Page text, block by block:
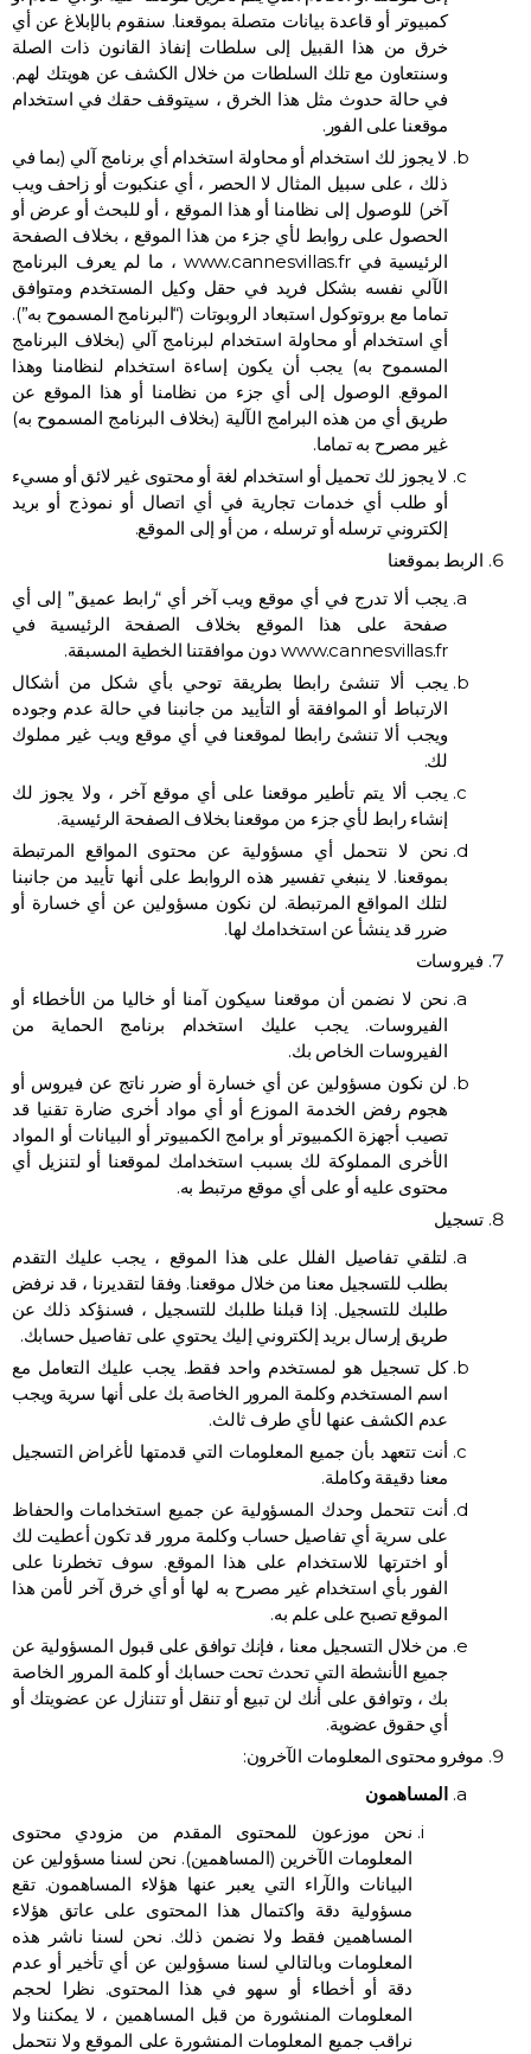
كمبيوتر أو قاعدة بيانات متصلة بموقعنا. سنقوم بالإبلاغ عن أي
خرق من هذا القبيل إلى سلطات إنفاذ القانون ذات الصلة
وسنتعاون مع تلك السلطات من خلال الكشف عن هويتك لهم.
في حالة حدوث مثل هذا الخرق ، سيتوقف حقك في استخدام
موقعنا على الفور.
لا يجوز لك استخدام أو محاولة استخدام أي برنامج آلي (بما في
ذلك ، على سبيل المثال لا الحصر ، أي عنكبوت أو زاحف ويب
آخر) للوصول إلى نظامنا أو هذا الموقع ، أو للبحث أو عرض أو
الحصول على روابط لأي جزء من هذا الموقع ، بخلاف الصفحة
الرئيسية في www.cannesvillas.fr ، ما لم يعرف البرنامج
الآلي نفسه بشكل فريد في حقل وكيل المستخدم ومتوافق
تماما مع بروتوكول استبعاد الروبوتات (“البرنامج المسموح به”).
أي استخدام أو محاولة استخدام لبرنامج آلي (بخلاف البرنامج
المسموح به) يجب أن يكون إساءة استخدام لنظامنا وهذا
الموقع. الوصول إلى أي جزء من نظامنا أو هذا الموقع عن
طريق أي من هذه البرامج الآلية (بخلاف البرنامج المسموح به)
غير مصرح به تماما.
لا يجوز لك تحميل أو استخدام لغة أو محتوى غير لائق أو مسيء
أو طلب أي خدمات تجارية في أي اتصال أو نموذج أو بريد
إلكتروني ترسله أو ترسله ، من أو إلى الموقع.
الربط بموقعنا
يجب ألا تدرج في أي موقع ويب آخر أي “رابط عميق” إلى أي
صفحة على هذا الموقع بخلاف الصفحة الرئيسية في
www.cannesvillas.fr دون موافقتنا الخطية المسبقة.
يجب ألا تنشئ رابطا بطريقة توحي بأي شكل من أشكال
الارتباط أو الموافقة أو التأييد من جانبنا في حالة عدم وجوده
ويجب ألا تنشئ رابطا لموقعنا في أي موقع ويب غير مملوك
لك.
يجب ألا يتم تأطير موقعنا على أي موقع آخر ، ولا يجوز لك
إنشاء رابط لأي جزء من موقعنا بخلاف الصفحة الرئيسية.
نحن لا نتحمل أي مسؤولية عن محتوى المواقع المرتبطة
بموقعنا. لا ينبغي تفسير هذه الروابط على أنها تأييد من جانبنا
لتلك المواقع المرتبطة. لن نكون مسؤولين عن أي خسارة أو
ضرر قد ينشأ عن استخدامك لها.
فيروسات
نحن لا نضمن أن موقعنا سيكون آمنا أو خاليا من الأخطاء أو
الفيروسات. يجب عليك استخدام برنامج الحماية من
الفيروسات الخاص بك.
لن نكون مسؤولين عن أي خسارة أو ضرر ناتج عن فيروس أو
هجوم رفض الخدمة الموزع أو أي مواد أخرى ضارة تقنيا قد
تصيب أجهزة الكمبيوتر أو برامج الكمبيوتر أو البيانات أو المواد
الأخرى المملوكة لك بسبب استخدامك لموقعنا أو لتنزيل أي
محتوى عليه أو على أي موقع مرتبط به.
تسجيل
لتلقي تفاصيل الفلل على هذا الموقع ، يجب عليك التقدم
بطلب للتسجيل معنا من خلال موقعنا. وفقا لتقديرنا ، قد نرفض
طلبك للتسجيل. إذا قبلنا طلبك للتسجيل ، فسنؤكد ذلك عن
طريق إرسال بريد إلكتروني إليك يحتوي على تفاصيل حسابك.
كل تسجيل هو لمستخدم واحد فقط. يجب عليك التعامل مع
اسم المستخدم وكلمة المرور الخاصة بك على أنها سرية ويجب
عدم الكشف عنها لأي طرف ثالث.
أنت تتعهد بأن جميع المعلومات التي قدمتها لأغراض التسجيل
معنا دقيقة وكاملة.
أنت تتحمل وحدك المسؤولية عن جميع استخدامات والحفاظ
على سرية أي تفاصيل حساب وكلمة مرور قد تكون أعطيت لك
أو اخترتها للاستخدام على هذا الموقع. سوف تخطرنا على
الفور بأي استخدام غير مصرح به لها أو أي خرق آخر لأمن هذا
الموقع تصبح على علم به.
من خلال التسجيل معنا ، فإنك توافق على قبول المسؤولية عن
جميع الأنشطة التي تحدث تحت حسابك أو كلمة المرور الخاصة
بك ، وتوافق على أنك لن تبيع أو تنقل أو تتنازل عن عضويتك أو
أي حقوق عضوية.
موفرو محتوى المعلومات الآخرون:
المساهمون
نحن موزعون للمحتوى المقدم من مزودي محتوى
المعلومات الآخرين (المساهمين). نحن لسنا مسؤولين عن
البيانات والآراء التي يعبر عنها هؤلاء المساهمون. تقع
مسؤولية دقة واكتمال هذا المحتوى على عاتق هؤلاء
المساهمين فقط ولا نضمن ذلك. نحن لسنا ناشر هذه
المعلومات وبالتالي لسنا مسؤولين عن أي تأخير أو عدم
دقة أو أخطاء أو سهو في هذا المحتوى. نظرا لحجم
المعلومات المنشورة من قبل المساهمين ، لا يمكننا ولا
نراقب جميع المعلومات المنشورة على الموقع ولا نتحمل